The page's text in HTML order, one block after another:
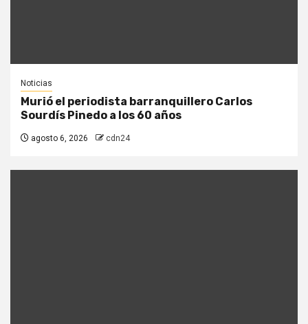
Noticias
Murió el periodista barranquillero Carlos
Sourdís Pinedo a los 60 años
agosto 6, 2026 cdn24